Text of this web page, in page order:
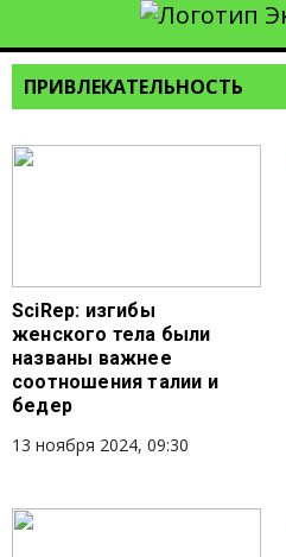
ПРИВЛЕКАТЕЛЬНОСТЬ
SciRep: изгибы
женского тела были
названы важнее
соотношения талии и
бедер
13 ноября 2024, 09:30